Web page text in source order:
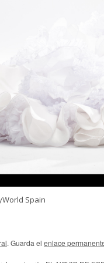
Spain
. Guarda el enlace